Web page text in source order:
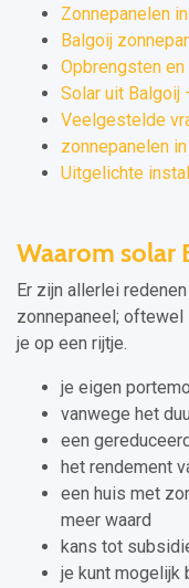
Zonnepanelen
Balgoij
Opbrengsten
Solar uit Balgoij
Veelgestelde
zonnepanelen
Uitgelichte
Waarom solar
Er zijn allerlei
zonnepaneel;
je op een rijtje.
je eigen
vanwege het
een
het rendement
een huis met
meer waard
kans tot
je kunt mogelijk